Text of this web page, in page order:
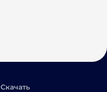
Скачать